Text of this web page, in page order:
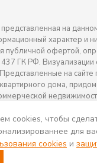
КССК
cookies, чтобы
для
cookies и
на данном
характер и
публичной офертой,
ГК РФ. Визуализации
на сайте
дома,
застройщиком.